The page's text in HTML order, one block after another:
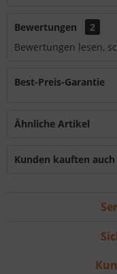
Bewertungen
2
Bewertungen lesen,
Best-Preis-Garantie
Ähnliche Artikel
Kunden kauften auch